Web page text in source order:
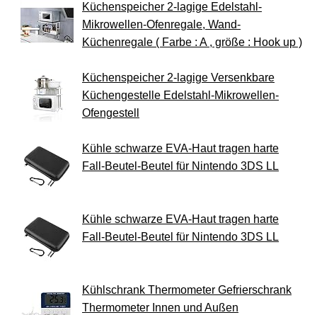
Küchenspeicher 2-lagige Edelstahl-
Mikrowellen-Ofenregale, Wand-
Küchenregale ( Farbe : A , größe : Hook up )
Küchenspeicher 2-lagige Versenkbare
Küchengestelle Edelstahl-Mikrowellen-
Ofengestell
Kühle schwarze EVA-Haut tragen harte
Fall-Beutel-Beutel für Nintendo 3DS LL
Kühle schwarze EVA-Haut tragen harte
Fall-Beutel-Beutel für Nintendo 3DS LL
Kühlschrank Thermometer Gefrierschrank
Thermometer Innen und Außen